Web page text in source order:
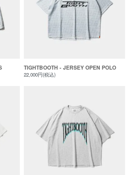
TIGHTBOOTH - JERSEY OPEN POLO
22,000円(税込)